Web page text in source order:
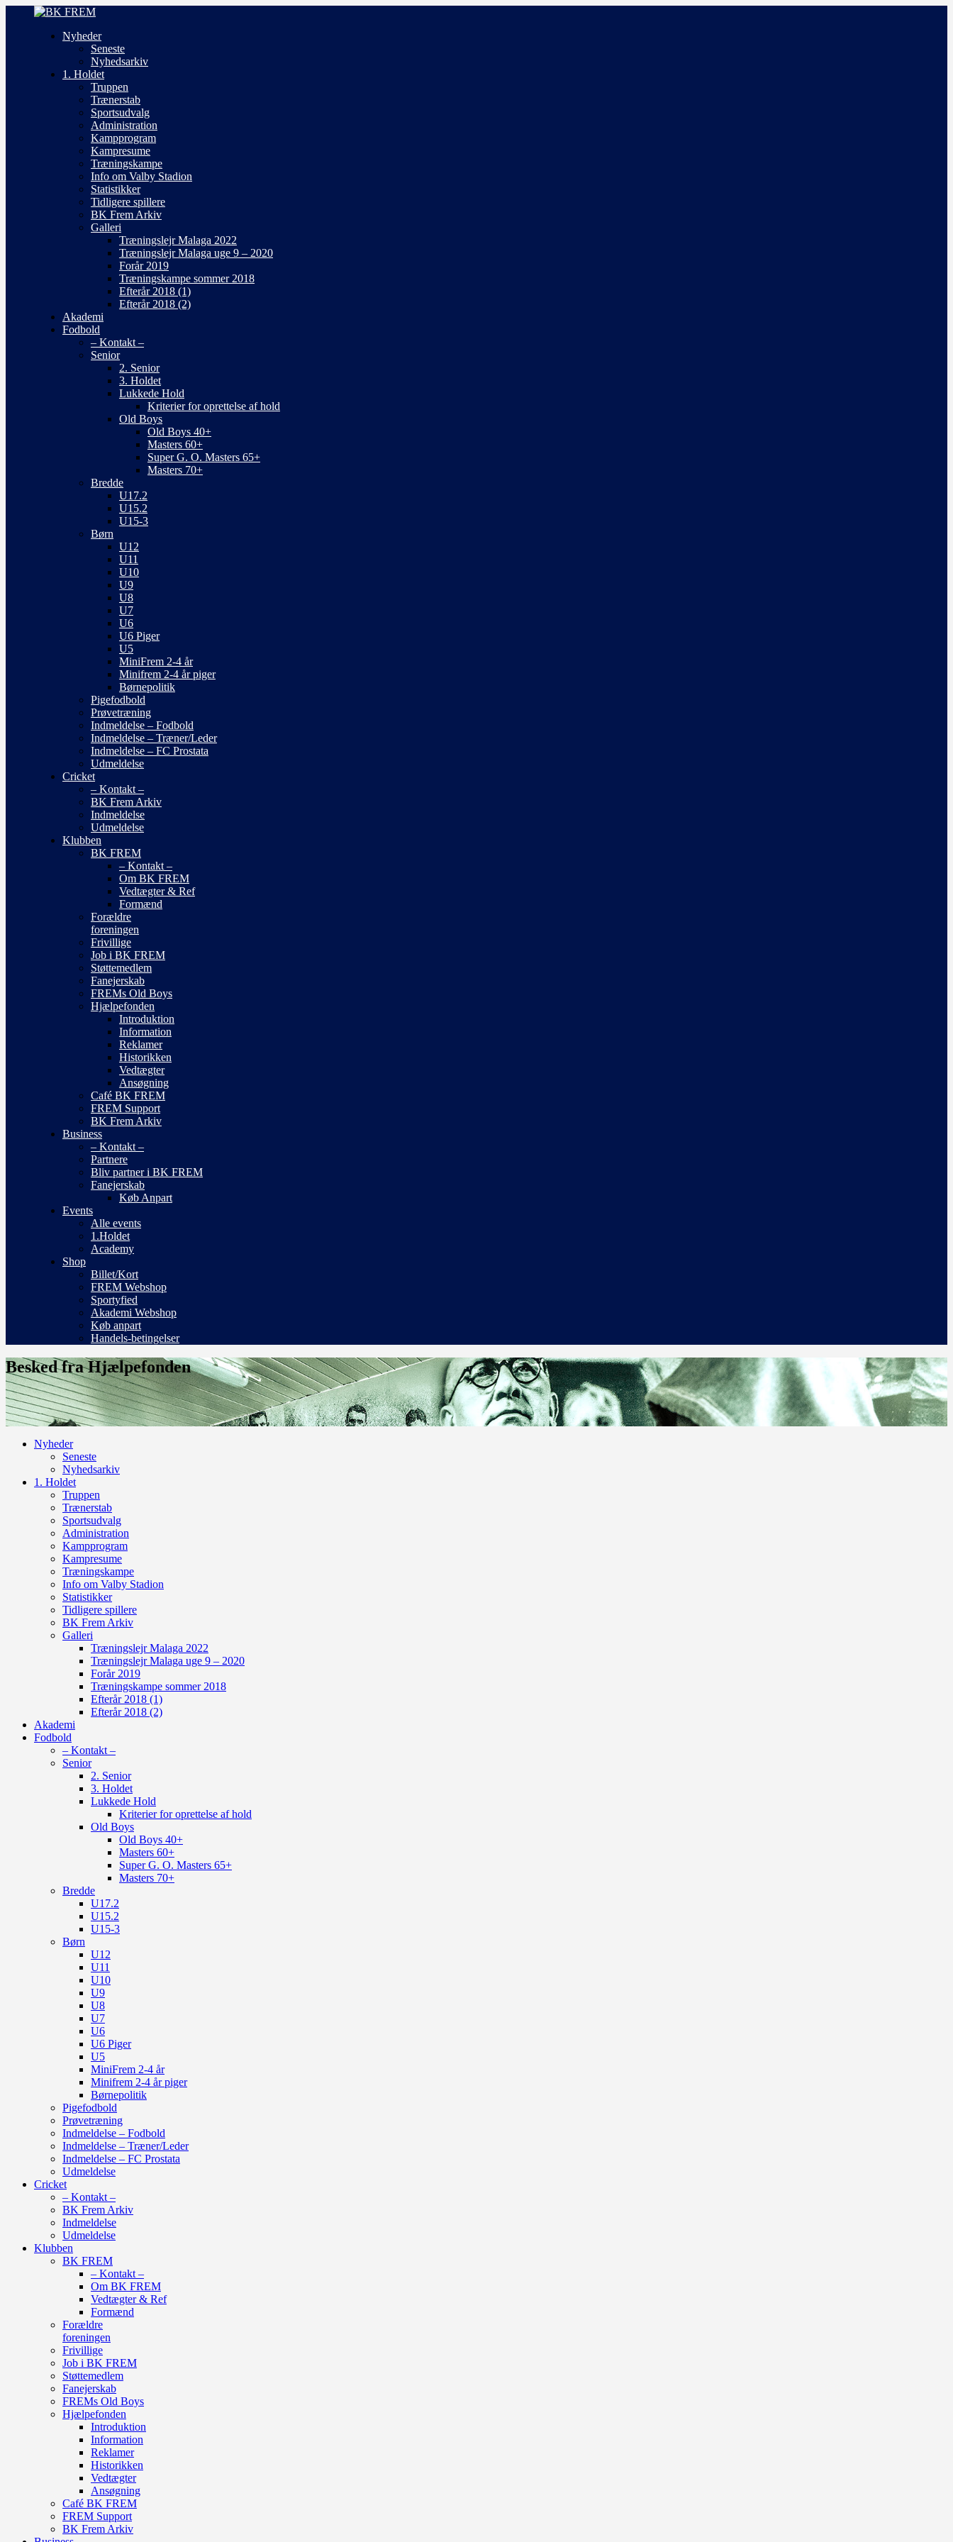
Nyheder
Seneste
Nyhedsarkiv
1. Holdet
Truppen
Trænerstab
Sportsudvalg
Administration
Kampprogram
Kampresume
Træningskampe
Info om Valby Stadion
Statistikker
Tidligere spillere
BK Frem Arkiv
Galleri
Træningslejr Malaga 2022
Træningslejr Malaga uge 9 – 2020
Forår 2019
Træningskampe sommer 2018
Efterår 2018 (1)
Efterår 2018 (2)
Akademi
Fodbold
– Kontakt –
Senior
2. Senior
3. Holdet
Lukkede Hold
Kriterier for oprettelse af hold
Old Boys
Old Boys 40+
Masters 60+
Super G. O. Masters 65+
Masters 70+
Bredde
U17.2
U15.2
U15-3
Børn
U12
U11
U10
U9
U8
U7
U6
U6 Piger
U5
MiniFrem 2-4 år
Minifrem 2-4 år piger
Børnepolitik
Pigefodbold
Prøvetræning
Indmeldelse – Fodbold
Indmeldelse – Træner/Leder
Indmeldelse – FC Prostata
Udmeldelse
Cricket
– Kontakt –
BK Frem Arkiv
Indmeldelse
Udmeldelse
Klubben
BK FREM
– Kontakt –
Om BK FREM
Vedtægter & Ref
Formænd
Forældre
foreningen
Frivillige
Job i BK FREM
Støttemedlem
Fanejerskab
FREMs Old Boys
Hjælpefonden
Introduktion
Information
Reklamer
Historikken
Vedtægter
Ansøgning
Café BK FREM
FREM Support
BK Frem Arkiv
Business
– Kontakt –
Partnere
Bliv partner i BK FREM
Fanejerskab
Køb Anpart
Events
Alle events
1.Holdet
Academy
Shop
Billet/Kort
FREM Webshop
Sportyfied
Akademi Webshop
Køb anpart
Handels-betingelser
Besked fra Hjælpefonden
Nyheder
Seneste
Nyhedsarkiv
1. Holdet
Truppen
Trænerstab
Sportsudvalg
Administration
Kampprogram
Kampresume
Træningskampe
Info om Valby Stadion
Statistikker
Tidligere spillere
BK Frem Arkiv
Galleri
Træningslejr Malaga 2022
Træningslejr Malaga uge 9 – 2020
Forår 2019
Træningskampe sommer 2018
Efterår 2018 (1)
Efterår 2018 (2)
Akademi
Fodbold
– Kontakt –
Senior
2. Senior
3. Holdet
Lukkede Hold
Kriterier for oprettelse af hold
Old Boys
Old Boys 40+
Masters 60+
Super G. O. Masters 65+
Masters 70+
Bredde
U17.2
U15.2
U15-3
Børn
U12
U11
U10
U9
U8
U7
U6
U6 Piger
U5
MiniFrem 2-4 år
Minifrem 2-4 år piger
Børnepolitik
Pigefodbold
Prøvetræning
Indmeldelse – Fodbold
Indmeldelse – Træner/Leder
Indmeldelse – FC Prostata
Udmeldelse
Cricket
– Kontakt –
BK Frem Arkiv
Indmeldelse
Udmeldelse
Klubben
BK FREM
– Kontakt –
Om BK FREM
Vedtægter & Ref
Formænd
Forældre
foreningen
Frivillige
Job i BK FREM
Støttemedlem
Fanejerskab
FREMs Old Boys
Hjælpefonden
Introduktion
Information
Reklamer
Historikken
Vedtægter
Ansøgning
Café BK FREM
FREM Support
BK Frem Arkiv